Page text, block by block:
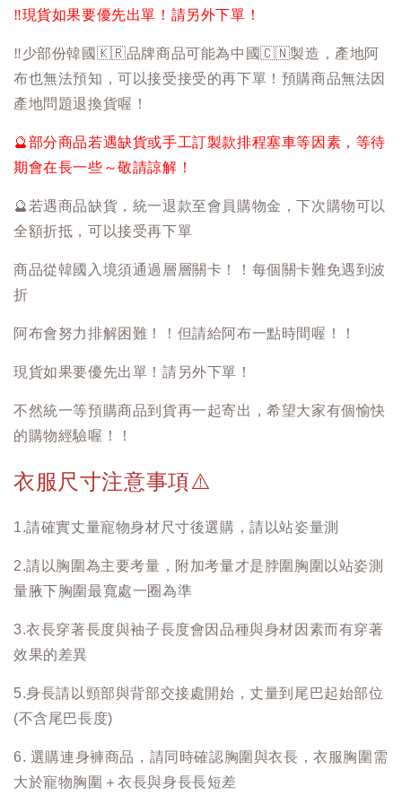
‼️現貨如果要優先出單！請另外下單！
‼️少部份韓國 🇰🇷品牌商品可能為中國🇨🇳製造，產地阿
布也無法預知，可以接受接受的再下單！預購商品無法因
產地問題退換貨喔！
🔮部分商品若遇缺貨或手工訂製款排程塞車等因素，等待
期會在長一些～敬請諒解！
🔮若遇商品缺貨，統一退款至會員購物金，下次購物可以
全額折抵，可以接受再下單
商品從韓國入境須通過層層關卡！！每個關卡難免遇到波
折
阿布會努力排解困難！！但請給阿布一點時間喔！！
現貨如果要優先出單！請另外下單！
不然統一等預購商品到貨再一起寄出，希望大家有個愉快
的購物經驗喔！！
衣服尺寸注意事項⚠️
1.請確實丈量寵物身材尺寸後選購，請以站姿量測
2.請以胸圍為主要考量，附加考量才是脖圍胸圍以站姿測
量腋下胸圍最寬處一圈為準
3.衣長穿著長度與袖子長度會因品種與身材因素而有穿著
效果的差異
5.身長請以頸部與背部交接處開始，丈量到尾巴起始部位
(不含尾巴長度)
6. 選購連身褲商品，請同時確認胸圍與衣長，衣服胸圍需
大於寵物胸圍＋衣長與身長長短差